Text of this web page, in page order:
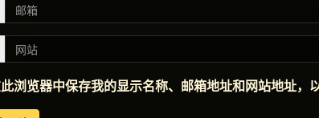
浏览器中保存我的显示名称、邮箱地址和网站地址，